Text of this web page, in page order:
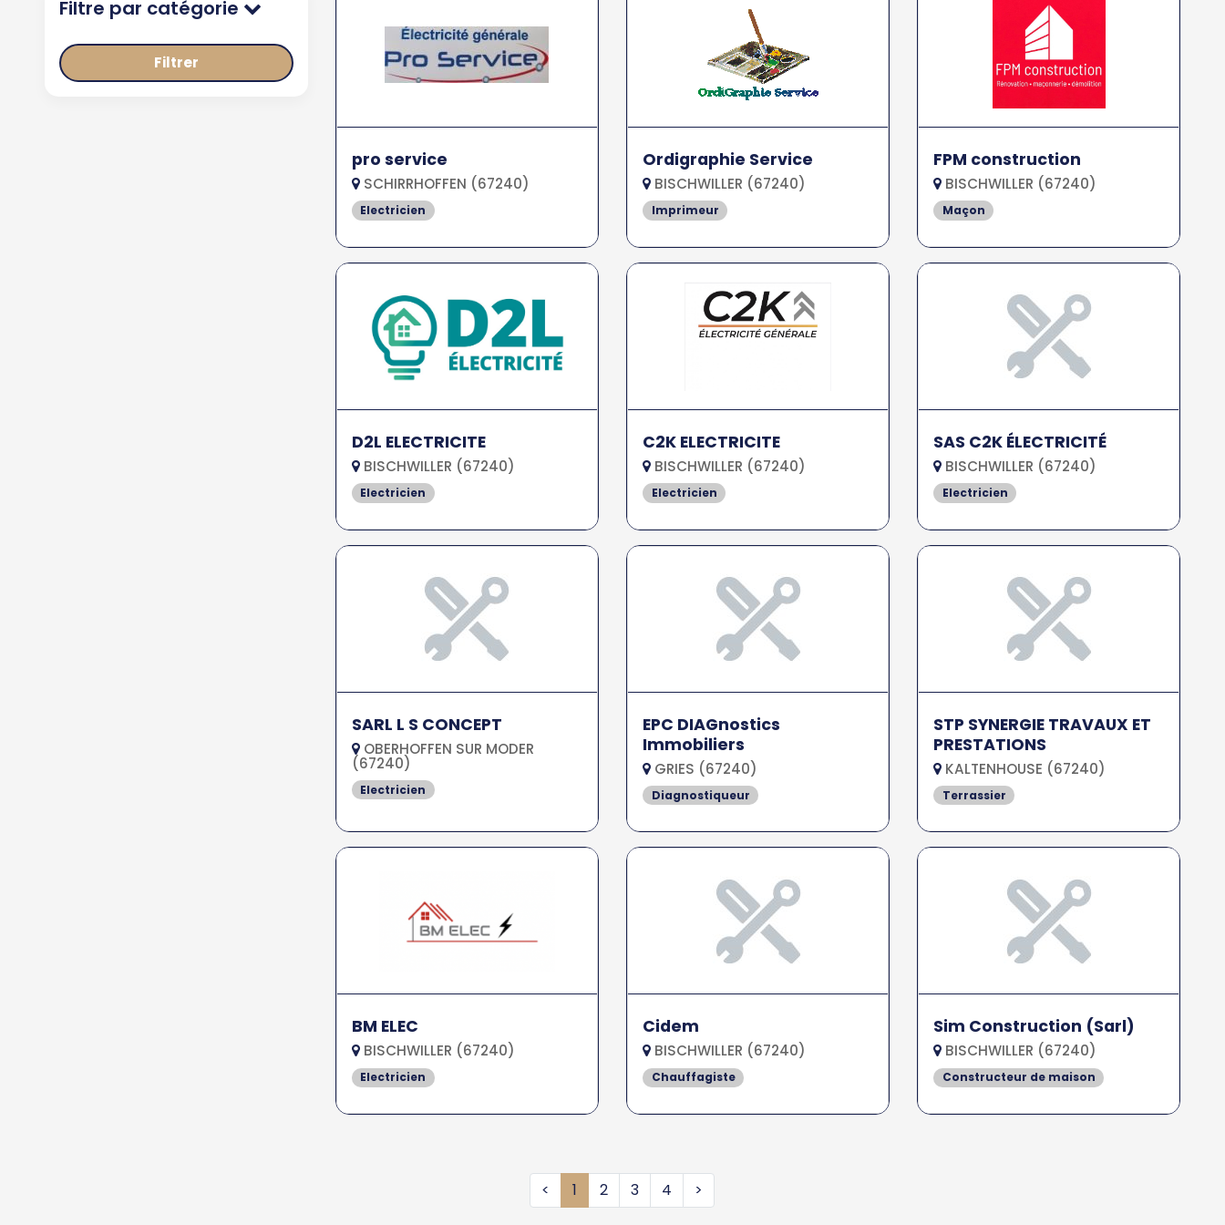
Filtre par catégorie
Filtrer
pro service
SCHIRRHOFFEN (67240)
Electricien
Ordigraphie Service
BISCHWILLER (67240)
Imprimeur
FPM construction
BISCHWILLER (67240)
Maçon
D2L ELECTRICITE
BISCHWILLER (67240)
Electricien
C2K ELECTRICITE
BISCHWILLER (67240)
Electricien
SAS C2K ÉLECTRICITÉ
BISCHWILLER (67240)
Electricien
SARL L S CONCEPT
OBERHOFFEN SUR MODER
(67240)
Electricien
EPC DIAGnostics
Immobiliers
GRIES (67240)
Diagnostiqueur
STP SYNERGIE TRAVAUX ET
PRESTATIONS
KALTENHOUSE (67240)
Terrassier
BM ELEC
BISCHWILLER (67240)
Electricien
Cidem
BISCHWILLER (67240)
Chauffagiste
Sim Construction (Sarl)
BISCHWILLER (67240)
Constructeur de maison
< 1 2 3 4 >